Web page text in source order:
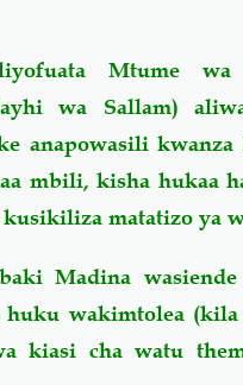
Mtume wa
wa Sallam)
anapowasili
mbili, kisha hukaa
matatizo ya
Madina
huku wakimtolea
kiasi cha watu